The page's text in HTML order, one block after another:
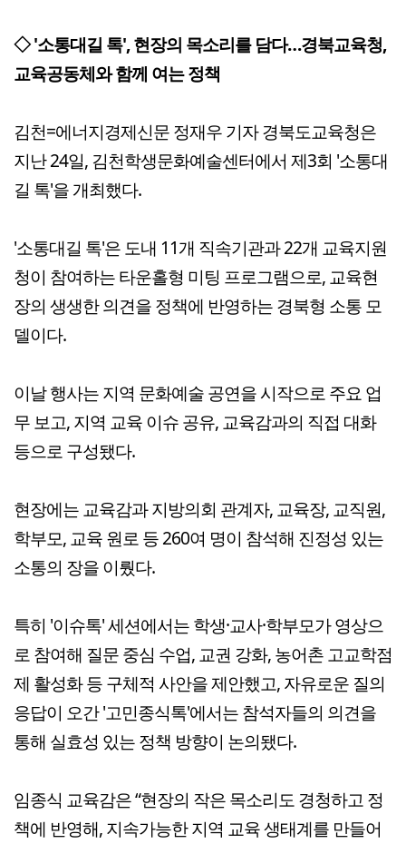
◇ '소통대길 톡', 현장의 목소리를 담다…경북교육청,
교육공동체와 함께 여는 정책
김천=에너지경제신문 정재우 기자 경북도교육청은
지난 24일, 김천학생문화예술센터에서 제3회 '소통대
길 톡'을 개최했다.
'소통대길 톡'은 도내 11개 직속기관과 22개 교육지원
청이 참여하는 타운홀형 미팅 프로그램으로, 교육현
장의 생생한 의견을 정책에 반영하는 경북형 소통 모
델이다.
이날 행사는 지역 문화예술 공연을 시작으로 주요 업
무 보고, 지역 교육 이슈 공유, 교육감과의 직접 대화
등으로 구성됐다.
현장에는 교육감과 지방의회 관계자, 교육장, 교직원,
학부모, 교육 원로 등 260여 명이 참석해 진정성 있는
소통의 장을 이뤘다.
특히 '이슈톡' 세션에서는 학생·교사·학부모가 영상으
로 참여해 질문 중심 수업, 교권 강화, 농어촌 고교학점
제 활성화 등 구체적 사안을 제안했고, 자유로운 질의
응답이 오간 '고민종식톡'에서는 참석자들의 의견을
통해 실효성 있는 정책 방향이 논의됐다.
임종식 교육감은 “현장의 작은 목소리도 경청하고 정
책에 반영해, 지속가능한 지역 교육 생태계를 만들어